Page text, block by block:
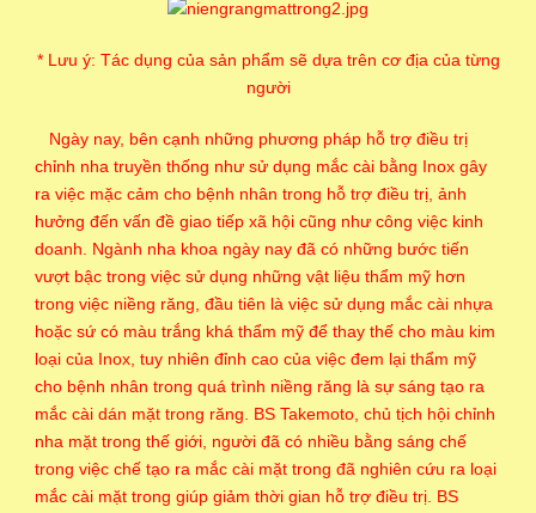
* Lưu ý: Tác dụng của sản phẩm sẽ dựa trên cơ địa của từng
người
Ngày nay, bên cạnh những phương pháp hỗ trợ điều trị
chỉnh nha truyền thống như sử dụng mắc cài bằng Inox gây
ra việc mặc cảm cho bệnh nhân trong hỗ trợ điều trị, ảnh
hưởng đến vấn đề giao tiếp xã hội cũng như công việc kinh
doanh. Ngành nha khoa ngày nay đã có những bước tiến
vượt bậc trong việc sử dụng những vật liệu thẩm mỹ hơn
trong việc niềng răng, đầu tiên là việc sử dụng mắc cài nhựa
hoặc sứ có màu trắng khá thẩm mỹ để thay thế cho màu kim
loại của Inox, tuy nhiên đỉnh cao của việc đem lại thẩm mỹ
cho bệnh nhân trong quá trình niềng răng là sự sáng tạo ra
mắc cài dán mặt trong răng. BS Takemoto, chủ tịch hội chỉnh
nha mặt trong thế giới, người đã có nhiều bằng sáng chế
trong việc chế tạo ra mắc cài mặt trong đã nghiên cứu ra loại
mắc cài mặt trong giúp giảm thời gian hỗ trợ điều trị. BS